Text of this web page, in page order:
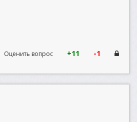
Оценить вопрос +11 -1